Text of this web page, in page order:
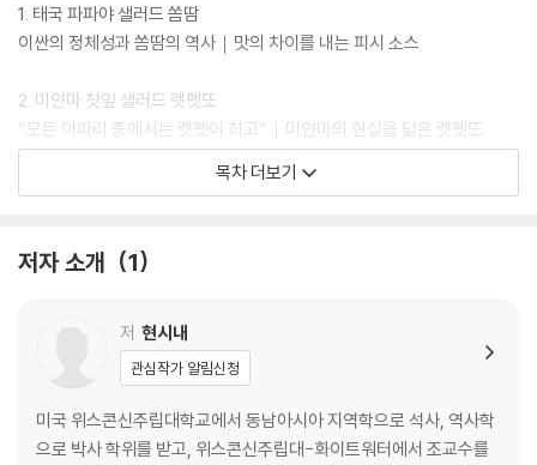
욱 확대될 것이다. 동남아는 6억 인구를 자랑하는 거대 시장이자 투자 파
트너이며, 한국인이 가장 많이 찾는 여행지 중 하나다. 무엇보다 우리나라
시아에 대해 얼마나 알고 있을까? 이 책에서 소개하는 24가지 동남아 대
표 음식에는 독특한 산지 재료와 각종 향신료가 빚어내는 맛만큼이나 저마
다의 역사와 문화, 그 안에서 살아가는 사람들의 삶이 녹아 있다. 태국, 필
리핀, 인도네시아, 라오스, 미얀마, 말레이시아 등지의 독특한 요리에 담긴
가 한층 더 친숙하게 다가올 것이다.
1. 태국 파파야 샐러드 쏨땀
이싼의 정체성과 쏨땀의 역사｜맛의 차이를 내는 피시 소스
2. 미얀마 찻잎 샐러드 렛펫또
“모든 이파리 중에서는 렛펫이 최고”｜미얀마의 현실을 닮은 렛펫또
3. 인도네시아 땅콩 소스 샐러드 가도가도
4. 라오스 죽순 샐러드 숩 너마이
5. 말레이시아-싱가포르 로작
다문화 사회에서 탄생한 샐러드 요리｜싱가포르 로작과 호커 센터
2부 이주민의 애환이 담긴 고향의 맛: 국수 이야기
목차 더보기
저자 소개 1
저 현시내
관심작가 알림신청
미국 위스콘신주립대학교에서 동남아시아 지역학으로 석사, 역사학
으로 박사 학위를 받고, 위스콘신주립대-화이트워터에서 조교수를